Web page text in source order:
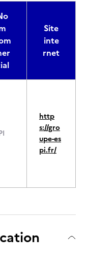
Site
inte
rnet
http
s://gro
upe-es
pi.fr/